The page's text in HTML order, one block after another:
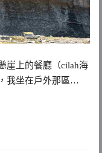
崖上的餐廳（cilah海
我坐在戶外那區…